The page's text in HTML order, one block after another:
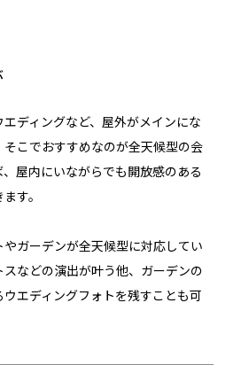
ディングなど、屋外がメインにな
こでおすすめなのが全天候型の会
屋内にいながらでも開放感のある
す。
ガーデンが全天候型に対応してい
などの演出が叶う他、ガーデンの
エディングフォトを残すことも可